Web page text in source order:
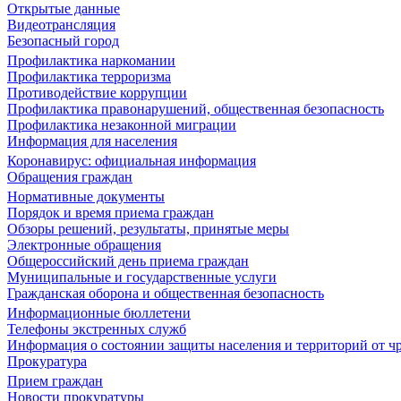
Открытые данные
Видеотрансляция
Безопасный город
Профилактика наркомании
Профилактика терроризма
Противодействие коррупции
Профилактика правонарушений, общественная безопасность
Профилактика незаконной миграции
Информация для населения
Коронавирус: официальная информация
Обращения граждан
Нормативные документы
Порядок и время приема граждан
Обзоры решений, результаты, принятые меры
Электронные обращения
Общероссийский день приема граждан
Муниципальные и государственные услуги
Гражданская оборона и общественная безопасность
Информационные бюллетени
Телефоны экстренных служб
Информация о состоянии защиты населения и территорий от
Прокуратура
Прием граждан
Новости прокуратуры